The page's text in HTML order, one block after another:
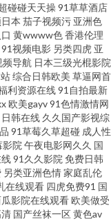
网站 97婷婷五月天 97免
草798 91老司机综合热
乐AV网站 天天艹艹 日本
网址 另类视频专区 麻豆
频 影音先锋少妇熟女 欧
人喷水www 91视频库 午
碰碰天天操91草草酒店
本 茄子视频污 亚洲色
黄wwww色香港伦理
91视频电影 另类四虎 亚
频导航 日本三级光棍影院
综合日韩欧美 草逼网首
利资源在线91自拍最新
欧美gayv91色情激情网
日韩在线 久久国产影视综
91草莓久草超碰 成人性
影院 午夜电影网久久 国
91久久影院 免费日韩
另类亚洲色情家庭乱伦
在线观看 四虎免费91 国
影院在线观看欧美做受
国产丝袜一区黄色av